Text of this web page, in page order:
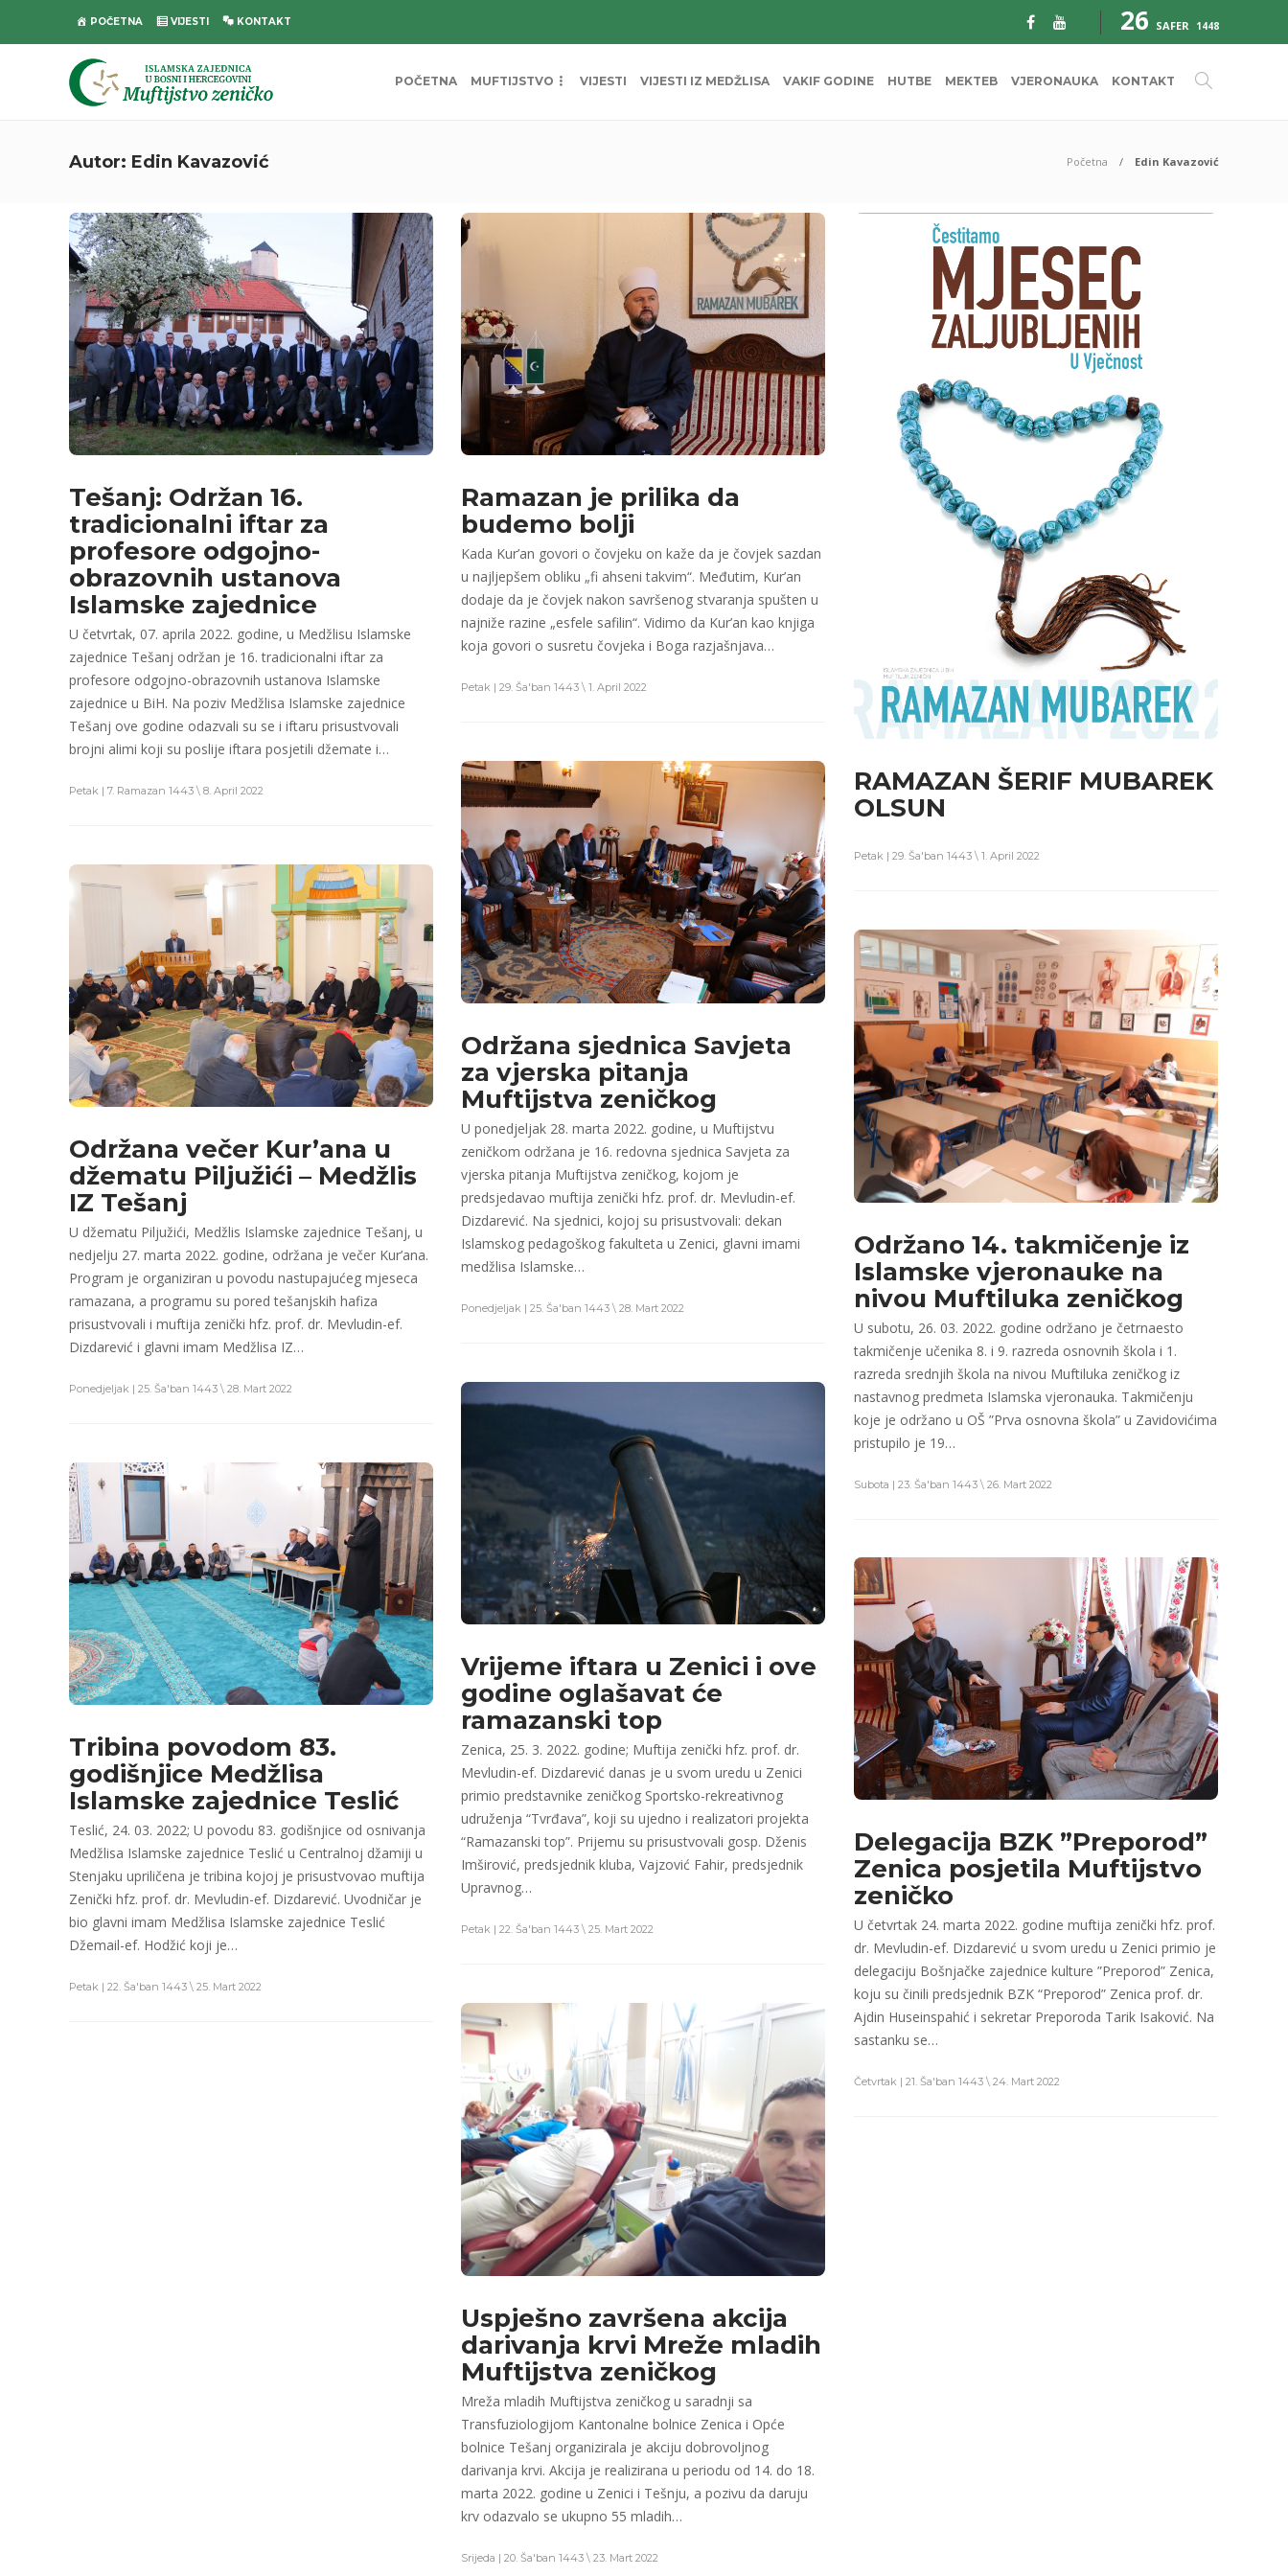
POČETNA VIJESTI KONTAKT 26 SAFER 1448
POČETNA MUFTIJSTVO VIJESTI VIJESTI IZ MEDŽLISA VAKIF GODINE HUTBE MEKTEB VJERONAUKA KONTAKT
Autor: Edin Kavazović Početna Edin Kavazović
Tešanj: Održan 16.
tradicionalni iftar za
profesore odgojno-
obrazovnih ustanova
Islamske zajednice
U četvrtak, 07. aprila 2022. godine, u Medžlisu Islamske
zajednice Tešanj održan je 16. tradicionalni iftar za
profesore odgojno-obrazovnih ustanova Islamske
zajednice u BiH. Na poziv Medžlisa Islamske zajednice
Tešanj ove godine odazvali su se i iftaru prisustvovali
brojni alimi koji su poslije iftara posjetili džemate i…
Petak | 7. Ramazan 1443 \ 8. April 2022
Ramazan je prilika da
budemo bolji
Kada Kur’an govori o čovjeku on kaže da je čovjek sazdan
u najljepšem obliku „fi ahseni takvim“. Međutim, Kur’an
dodaje da je čovjek nakon savršenog stvaranja spušten u
najniže razine „esfele safilin“. Vidimo da Kur’an kao knjiga
koja govori o susretu čovjeka i Boga razjašnjava…
Petak | 29. Ša'ban 1443 \ 1. April 2022
RAMAZAN ŠERIF MUBAREK
OLSUN
Petak | 29. Ša'ban 1443 \ 1. April 2022
Održana sjednica Savjeta
za vjerska pitanja
Muftijstva zeničkog
U ponedjeljak 28. marta 2022. godine, u Muftijstvu
zeničkom održana je 16. redovna sjednica Savjeta za
vjerska pitanja Muftijstva zeničkog, kojom je
predsjedavao muftija zenički hfz. prof. dr. Mevludin-ef.
Dizdarević. Na sjednici, kojoj su prisustvovali: dekan
Islamskog pedagoškog fakulteta u Zenici, glavni imami
medžlisa Islamske…
Ponedjeljak | 25. Ša'ban 1443 \ 28. Mart 2022
Održana večer Kur’ana u
džematu Piljužići – Medžlis
IZ Tešanj
U džematu Piljužići, Medžlis Islamske zajednice Tešanj, u
nedjelju 27. marta 2022. godine, održana je večer Kur’ana.
Program je organiziran u povodu nastupajućeg mjeseca
ramazana, a programu su pored tešanjskih hafiza
prisustvovali i muftija zenički hfz. prof. dr. Mevludin-ef.
Dizdarević i glavni imam Medžlisa IZ…
Ponedjeljak | 25. Ša'ban 1443 \ 28. Mart 2022
Održano 14. takmičenje iz
Islamske vjeronauke na
nivou Muftiluka zeničkog
U subotu, 26. 03. 2022. godine održano je četrnaesto
takmičenje učenika 8. i 9. razreda osnovnih škola i 1.
razreda srednjih škola na nivou Muftiluka zeničkog iz
nastavnog predmeta Islamska vjeronauka. Takmičenju
koje je održano u OŠ ”Prva osnovna škola” u Zavidovićima
pristupilo je 19…
Subota | 23. Ša'ban 1443 \ 26. Mart 2022
Vrijeme iftara u Zenici i ove
godine oglašavat će
ramazanski top
Zenica, 25. 3. 2022. godine; Muftija zenički hfz. prof. dr.
Mevludin-ef. Dizdarević danas je u svom uredu u Zenici
primio predstavnike zeničkog Sportsko-rekreativnog
udruženja “Tvrđava”, koji su ujedno i realizatori projekta
“Ramazanski top”. Prijemu su prisustvovali gosp. Dženis
Imširović, predsjednik kluba, Vajzović Fahir, predsjednik
Upravnog…
Petak | 22. Ša'ban 1443 \ 25. Mart 2022
Tribina povodom 83.
godišnjice Medžlisa
Islamske zajednice Teslić
Teslić, 24. 03. 2022; U povodu 83. godišnjice od osnivanja
Medžlisa Islamske zajednice Teslić u Centralnoj džamiji u
Stenjaku upriličena je tribina kojoj je prisustvovao muftija
Zenički hfz. prof. dr. Mevludin-ef. Dizdarević. Uvodničar je
bio glavni imam Medžlisa Islamske zajednice Teslić
Džemail-ef. Hodžić koji je…
Petak | 22. Ša'ban 1443 \ 25. Mart 2022
Delegacija BZK ”Preporod”
Zenica posjetila Muftijstvo
zeničko
U četvrtak 24. marta 2022. godine muftija zenički hfz. prof.
dr. Mevludin-ef. Dizdarević u svom uredu u Zenici primio je
delegaciju Bošnjačke zajednice kulture ”Preporod” Zenica,
koju su činili predsjednik BZK “Preporod” Zenica prof. dr.
Ajdin Huseinspahić i sekretar Preporoda Tarik Isaković. Na
sastanku se…
Četvrtak | 21. Ša'ban 1443 \ 24. Mart 2022
Uspješno završena akcija
darivanja krvi Mreže mladih
Muftijstva zeničkog
Mreža mladih Muftijstva zeničkog u saradnji sa
Transfuziologijom Kantonalne bolnice Zenica i Opće
bolnice Tešanj organizirala je akciju dobrovoljnog
darivanja krvi. Akcija je realizirana u periodu od 14. do 18.
marta 2022. godine u Zenici i Tešnju, a pozivu da daruju
krv odazvalo se ukupno 55 mladih…
Srijeda | 20. Ša'ban 1443 \ 23. Mart 2022